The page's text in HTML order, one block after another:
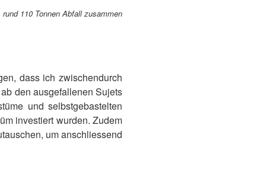
110 Tonnen Abfall zusammen
dass ich zwischendurch
den ausgefallenen Sujets
und selbstgebastelten
investiert wurden. Zudem
um anschliessend